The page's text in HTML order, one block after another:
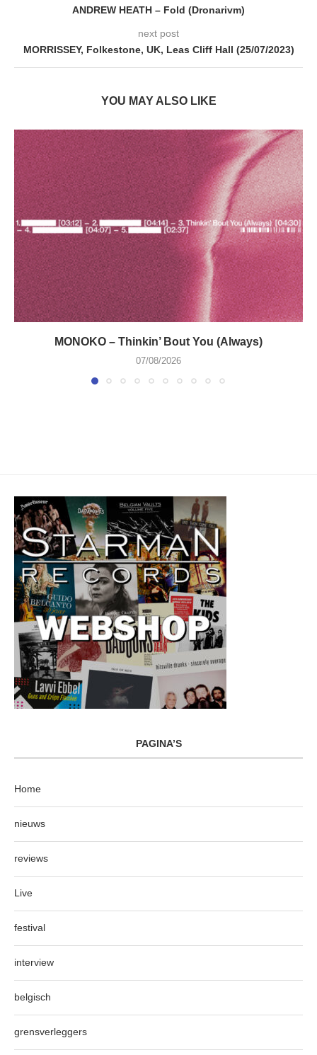
ANDREW HEATH – Fold (Dronarivm)
next post
MORRISSEY, Folkestone, UK, Leas Cliff Hall (25/07/2023)
YOU MAY ALSO LIKE
MONOKO – Thinkin’ Bout You (Always)
07/08/2026
PAGINA’S
Home
nieuws
reviews
Live
festival
interview
belgisch
grensverleggers